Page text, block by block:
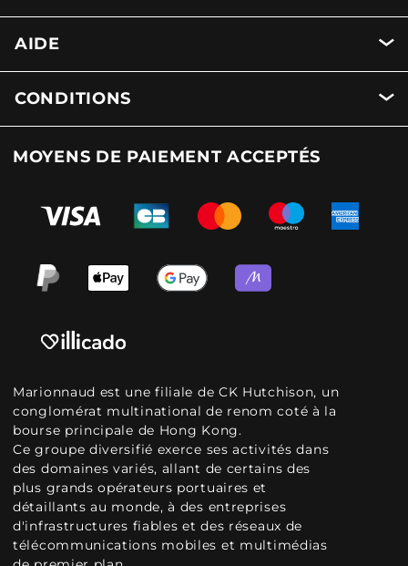
AIDE
CONDITIONS
MOYENS DE PAIEMENT ACCEPTÉS
Marionnaud est une filiale de CK Hutchison, un
conglomérat multinational de renom coté à la
bourse principale de Hong Kong.
Ce groupe diversifié exerce ses activités dans
des domaines variés, allant de certains des
plus grands opérateurs portuaires et
détaillants au monde, à des entreprises
d'infrastructures fiables et des réseaux de
télécommunications mobiles et multimédias